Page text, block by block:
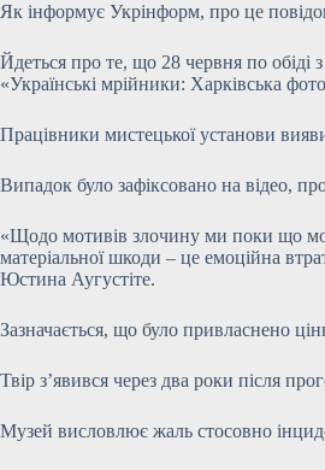
Як інформує Укрінформ, про це
Йдеться про те, що 28 червня по обіді
«Українські мрійники: Харківська
Працівники мистецької установи
Випадок було зафіксовано на відео,
«Щодо мотивів злочину ми поки що
матеріальної шкоди – це емоційна
Юстина Аугустіте.
Зазначається, що було привласнено
Твір з’явився через два роки після
Музей висловлює жаль стосовно